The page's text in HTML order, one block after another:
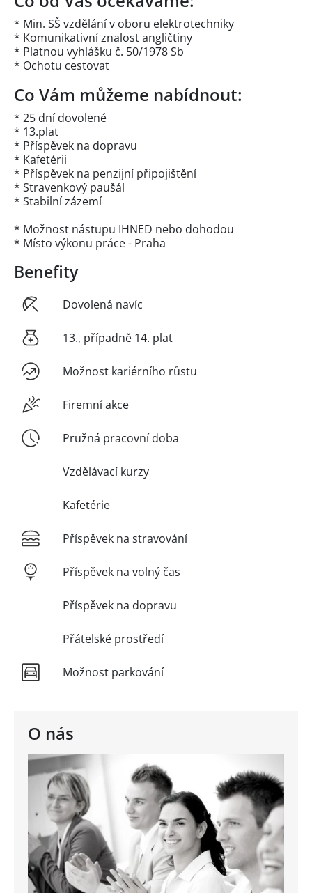
O nás
* Min. SŠ vzdělání v oboru elektrotechniky
* Komunikativní znalost angličtiny
* Platnou vyhlášku č. 50/1978 Sb
* Ochotu cestovat
Co Vám můžeme nabídnout:
* 25 dní dovolené
* 13.plat
* Příspěvek na dopravu
* Kafetérii
* Příspěvek na penzijní připojištění
* Stravenkový paušál
* Stabilní zázemí
* Možnost nástupu IHNED nebo dohodou
* Místo výkonu práce - Praha
Benefity
Dovolená navíc
13., případně 14. plat
Možnost kariérního růstu
Firemní akce
Pružná pracovní doba
Vzdělávací kurzy
Kafetérie
Příspěvek na stravování
Příspěvek na volný čas
Příspěvek na dopravu
Přátelské prostředí
Možnost parkování